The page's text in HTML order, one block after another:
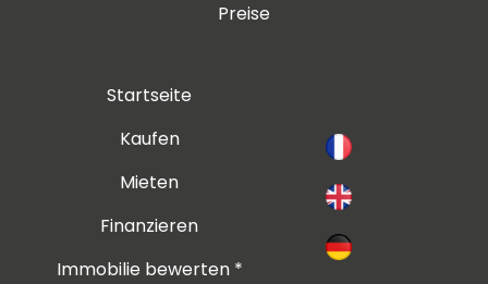
Preise
Startseite
Kaufen
Mieten
Finanzieren
Immobilie bewerten *